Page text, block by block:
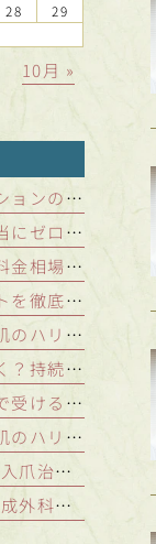
28
29
10月 »
メソナJとエレクトロポレーションの違いは何？浸透力が格段に高い「メソポレーション法」を解説
メソナJのダウンタイムは本当にゼロ？施術後の肌状態と注意点を徹底解説
メソナJを安く受けるには？料金相場とコスパの良いクリニックの選び方
メソナJの注意点・デメリットを徹底解説｜施術を受けられないケースと稀なリスク
メソナJの効果を徹底解説！肌のハリ・シミ・肝斑を改善する秘密の仕組み
メソナJの効果はいつまで続く？持続期間を延ばし美肌をキープする秘訣
メソナJはどれくらいの頻度で受けるべき？効果を持続させる理想の継続期間
メソナJの効果を徹底解説！肌のハリ・シミ・肝斑を改善する秘密の仕組み｜神戸・明石のつかもと形成外科
神戸市・明石市で巻き爪・陥入爪治療をお探しの方へ｜口コミが気になるあなたへ
【神戸・明石・垂水】日本形成外科学会認定専門医が解説！シミ取りレーザー治療の種類とあなたに最適な治療法とは